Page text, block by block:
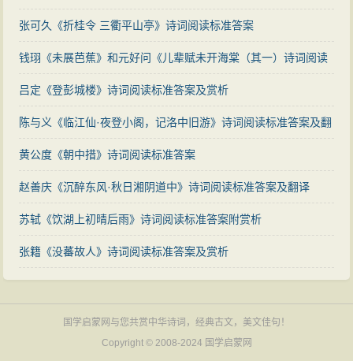
张可久《折桂令 三衢平山亭》诗词阅读标准答案
钱珝《未展芭蕉》和元好问《儿辈赋未开海棠（其一）诗词阅读
标准答案及赏析
吕定《登彭城楼》诗词阅读标准答案及赏析
陈与义《临江仙·夜登小阁，记洛中旧游》诗词阅读标准答案及翻
译赏析
黄公度《朝中措》诗词阅读标准答案
赵善庆《沉醉东风·秋日湘阴道中》诗词阅读标准答案及翻译
苏轼《饮湖上初晴后雨》诗词阅读标准答案附赏析
张籍《没蕃故人》诗词阅读标准答案及赏析
国学启蒙网与您共赏中华诗词，经典古文，美文佳句！
Copyright © 2008-2024 国学启蒙网